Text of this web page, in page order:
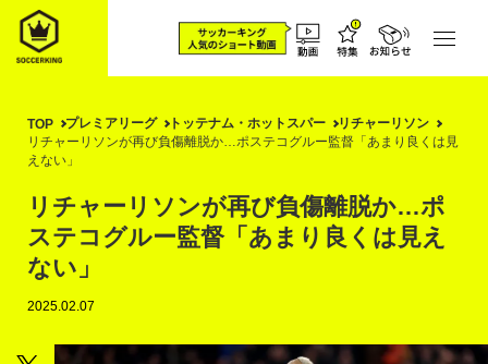
TOP プレミアリーグ トッテナム・ホットスパー
リチャーリソン
リチャーリソンが再び負傷離脱か…ポステコグルー監督「あまり良くは見
えない」
リチャーリソンが再び負傷離脱か…ポ
ステコグルー監督「あまり良くは見え
ない」
2025.02.07